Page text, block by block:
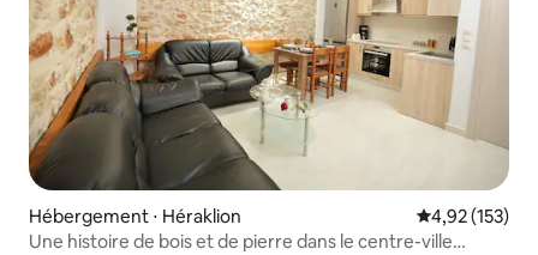
Hébergement ⋅ Héraklion Évaluation
4,92 (153)
Une histoire de bois et de pierre dans le centre-ville